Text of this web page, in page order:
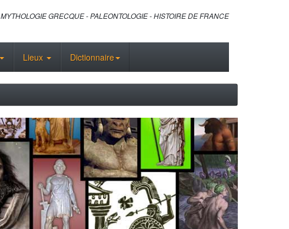
MYTHOLOGIE GRECQUE - PALEONTOLOGIE - HISTOIRE DE FRANCE
Lieux Dictionnaire